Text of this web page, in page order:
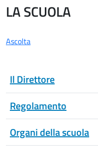
LA SCUOLA
Ascolta
Il Direttore
Regolamento
Organi della scuola